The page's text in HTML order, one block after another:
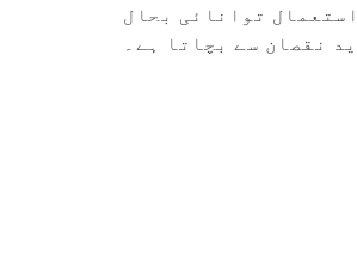
توانائی بحال
نقصان سے بچاتا ہے۔